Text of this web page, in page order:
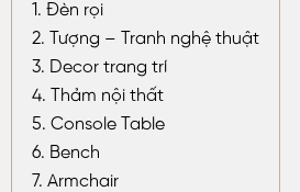
1. Đèn rọi
2. Tượng – Tranh nghệ thuật
3. Decor trang trí
4. Thảm nội thất
5. Console Table
6. Bench
7. Armchair